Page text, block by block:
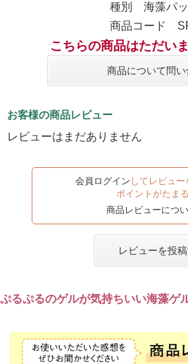
種別 海藻パッ
商品コード
こちらの商品はただい
商品について問い
お客様の商品レビュー
レビューはまだありません
会員ログイン してレビュー
ポイントがたまる
商品レビューにつ
レビューを投
ぷるぷるのゲルが気持ちいい海藻ゲ